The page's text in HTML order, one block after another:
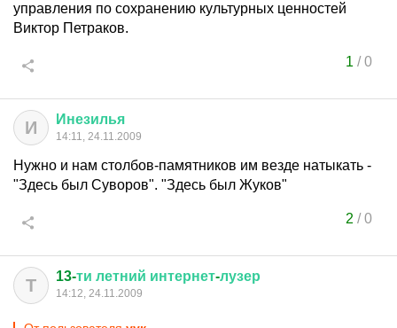
управления по сохранению культурных ценностей
Виктор Петраков.
1 /0
И Инезилья
14:11, 24.11.2009
Нужно и нам столбов-памятников им везде натыкать -
"Здесь был Суворов". "Здесь был Жуков"
2 /0
Т 13-ти летний интернет-лузер
14:12, 24.11.2009